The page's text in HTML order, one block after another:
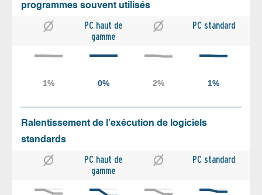
programmes souvent utilisés
PC haut de
gamme
PC standard
Ralentissement de l’exécution de logiciels
standards
PC haut de
gamme
PC standard